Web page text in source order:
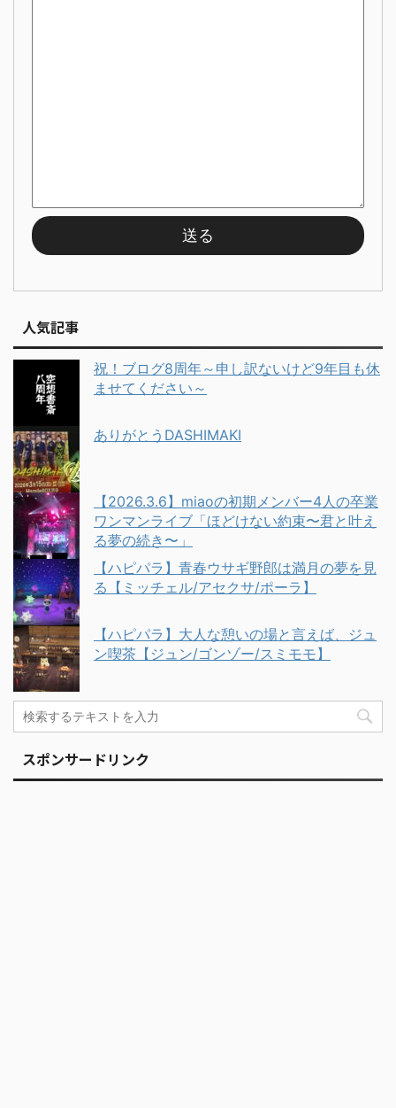
人気記事
祝！ブログ8周年～申し訳ないけど9年目も休
ませてください～
ありがとうDASHIMAKI
【2026.3.6】miaoの初期メンバー4人の卒業
ワンマンライブ「ほどけない約束〜君と叶え
る夢の続き〜」
【ハピパラ】青春ウサギ野郎は満月の夢を見
る【ミッチェル/アセクサ/ポーラ】
【ハピパラ】大人な憩いの場と言えば、ジュ
ン喫茶【ジュン/ゴンゾー/スミモモ】
スポンサードリンク